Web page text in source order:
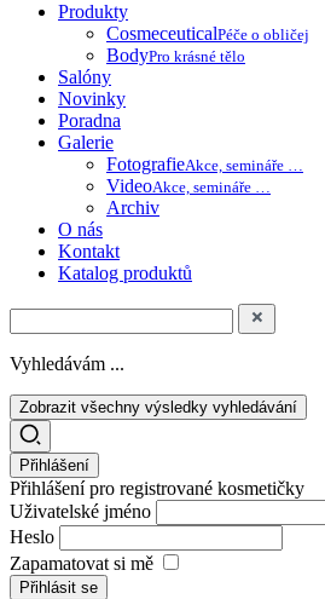
Produkty
CosmeceuticalPéče o obličej
BodyPro krásné tělo
Salóny
Novinky
Poradna
Galerie
FotografieAkce, semináře …
VideoAkce, semináře …
Archiv
O nás
Kontakt
Katalog produktů
Vyhledávám ...
Zobrazit všechny výsledky vyhledávání
Přihlášení
Přihlášení pro registrované kosmetičky
Uživatelské jméno
Heslo
Zapamatovat si mě